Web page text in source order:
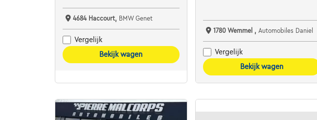
4684 Haccourt, BMW Genet
Vergelijk
Bekijk wagen
1780 Wemmel , Automobiles Daniel
Vergelijk
Bekijk wagen